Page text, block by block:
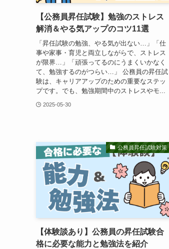
【公務員昇任試験】勉強のストレス
解消＆やる気アップのコツ11選
「昇任試験の勉強、やる気が出ない…」「仕
事や家事・育児と両立しながらで、ストレス
が限界…」「頑張ってるのにうまくいかなく
て、勉強するのがつらい…」 公務員の昇任試
験は、キャリアアップのための重要なステッ
プです。でも、勉強期間中のストレスやモ...
2025-05-30
公務員昇任試験対策
【体験談あり】公務員の昇任試験合
格に必要な能力と勉強法を紹介